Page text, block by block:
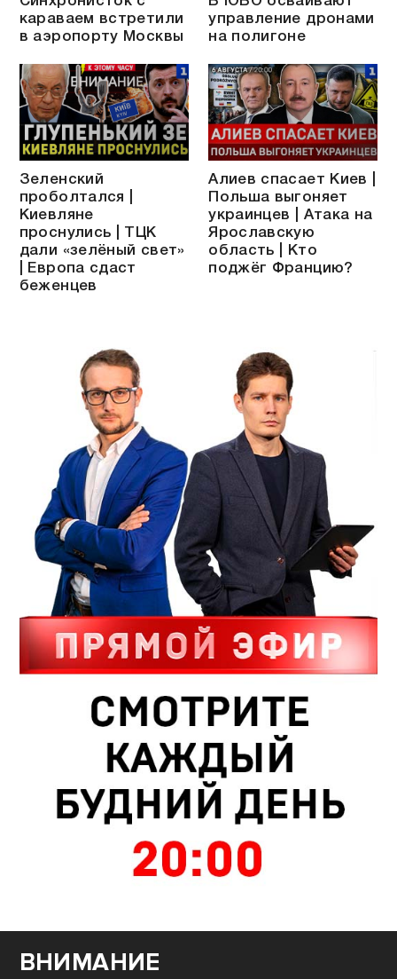
караваем встретили
в аэропорту Москвы
управление дронами
на полигоне
Зеленский
проболтался |
Киевляне
проснулись | ТЦК
дали «зелёный свет»
| Европа сдаст
беженцев
Алиев спасает Киев |
Польша выгоняет
украинцев | Атака на
Ярославскую
область | Кто
поджёг Францию?
ВНИМАНИЕ